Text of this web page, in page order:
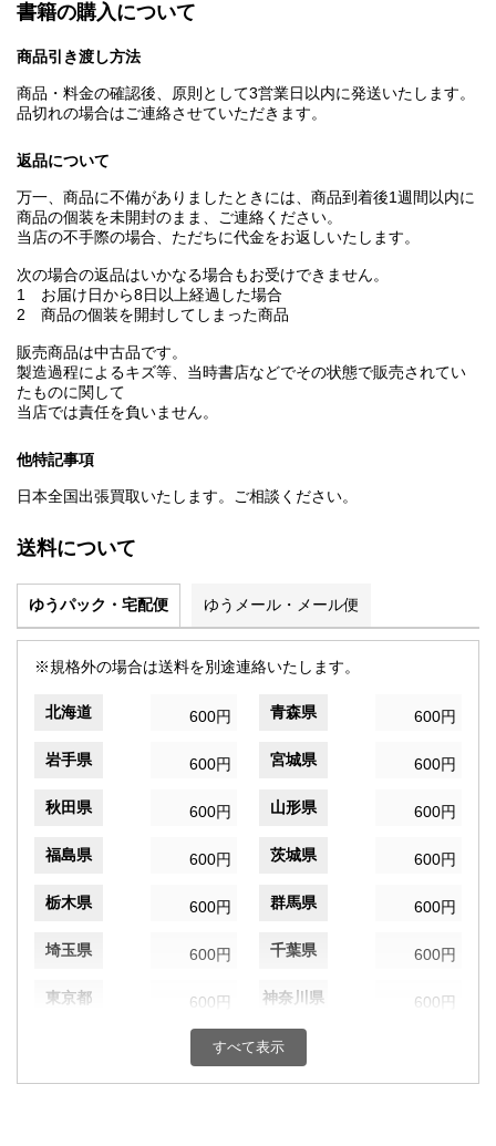
書籍の購入について
商品引き渡し方法
商品・料金の確認後、原則として3営業日以内に発送いたします。
品切れの場合はご連絡させていただきます。
返品について
万一、商品に不備がありましたときには、商品到着後1週間以内に
商品の個装を未開封のまま、ご連絡ください。
当店の不手際の場合、ただちに代金をお返しいたします。
次の場合の返品はいかなる場合もお受けできません。
1 お届け日から8日以上経過した場合
2 商品の個装を開封してしまった商品
販売商品は中古品です。
製造過程によるキズ等、当時書店などでその状態で販売されてい
たものに関して
当店では責任を負いません。
他特記事項
日本全国出張買取いたします。ご相談ください。
送料について
ゆうパック・宅配便 ゆうメール・メール便
※規格外の場合は送料を別途連絡いたします。
北海道 600円 青森県 600円
岩手県 600円 宮城県 600円
秋田県 600円 山形県 600円
福島県 600円 茨城県 600円
栃木県 600円 群馬県 600円
埼玉県 600円 千葉県 600円
東京都 600円 神奈川県 600円
600円 富山県
すべて表示